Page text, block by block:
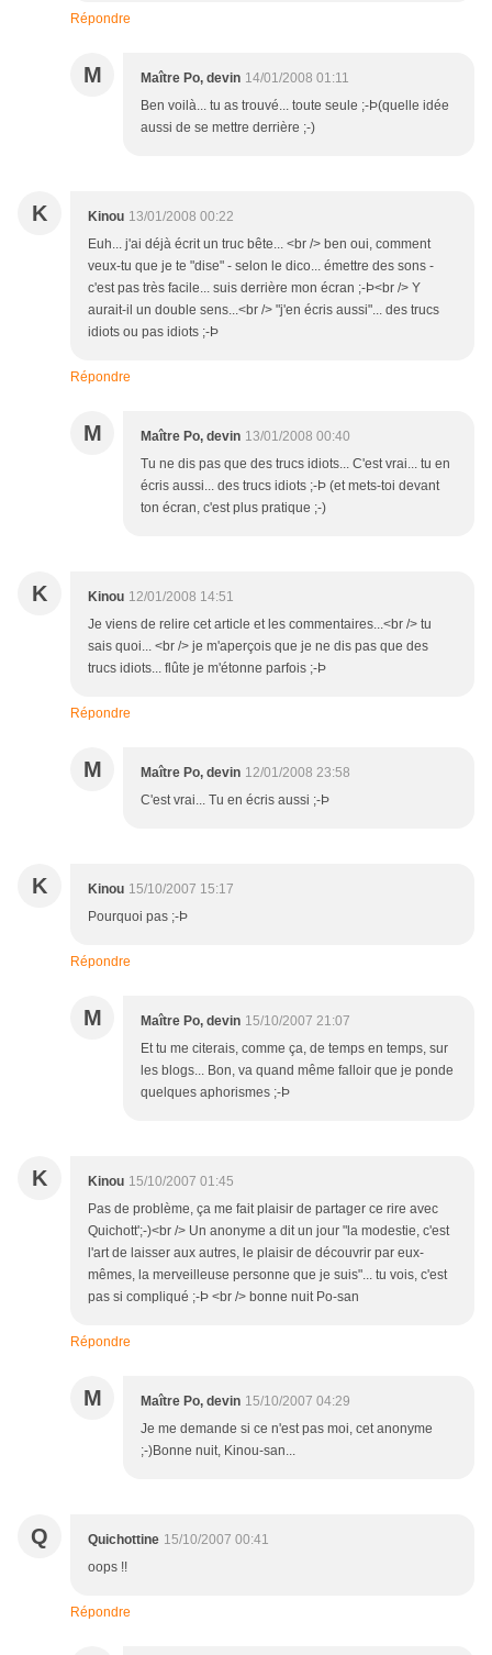
Répondre
M Maître Po, devin 14/01/2008 01:11
Ben voilà... tu as trouvé... toute seule ;-Þ(quelle idée
aussi de se mettre derrière ;-)
K Kinou 13/01/2008 00:22
Euh... j'ai déjà écrit un truc bête... <br /> ben oui, comment
veux-tu que je te "dise" - selon le dico... émettre des sons -
c'est pas très facile... suis derrière mon écran ;-Þ<br /> Y
aurait-il un double sens...<br /> "j'en écris aussi"... des trucs
idiots ou pas idiots ;-Þ
Répondre
M Maître Po, devin 13/01/2008 00:40
Tu ne dis pas que des trucs idiots... C'est vrai... tu en
écris aussi... des trucs idiots ;-Þ (et mets-toi devant
ton écran, c'est plus pratique ;-)
K Kinou 12/01/2008 14:51
Je viens de relire cet article et les commentaires...<br /> tu
sais quoi... <br /> je m'aperçois que je ne dis pas que des
trucs idiots... flûte je m'étonne parfois ;-Þ
Répondre
M Maître Po, devin 12/01/2008 23:58
C'est vrai... Tu en écris aussi ;-Þ
K Kinou 15/10/2007 15:17
Pourquoi pas ;-Þ
Répondre
M Maître Po, devin 15/10/2007 21:07
Et tu me citerais, comme ça, de temps en temps, sur
les blogs... Bon, va quand même falloir que je ponde
quelques aphorismes ;-Þ
K Kinou 15/10/2007 01:45
Pas de problème, ça me fait plaisir de partager ce rire avec
Quichott';-)<br /> Un anonyme a dit un jour "la modestie, c'est
l'art de laisser aux autres, le plaisir de découvrir par eux-
mêmes, la merveilleuse personne que je suis"... tu vois, c'est
pas si compliqué ;-Þ <br /> bonne nuit Po-san
Répondre
M Maître Po, devin 15/10/2007 04:29
Je me demande si ce n'est pas moi, cet anonyme
;-)Bonne nuit, Kinou-san...
Q Quichottine 15/10/2007 00:41
oops !!
Répondre